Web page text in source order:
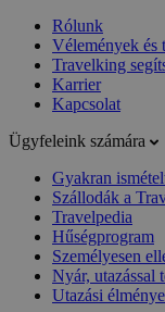
Rólunk
Vélemények és
Travelking
Karrier
Kapcsolat
Ügyfeleink számára
Gyakran
Szállodák a
Travelpedia
Hűségprogram
Személyesen
Nyár, utazással
Utazási